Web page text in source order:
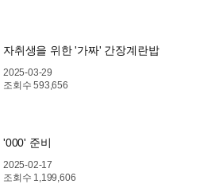
자취생을 위한 '가짜' 간장계란밥
2025-03-29
조회수593,656
'000' 준비
2025-02-17
조회수 1,199,606